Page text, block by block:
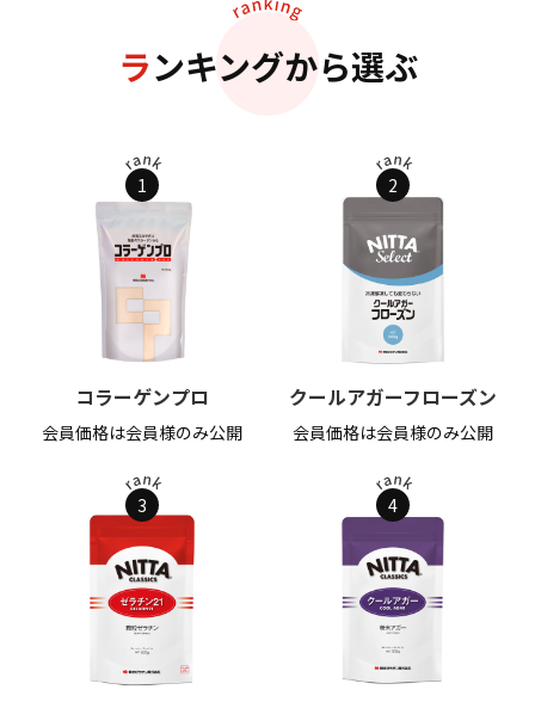
ランキングから選ぶ
1
コラーゲンプロ
会員価格は会員様のみ公開
2
クールアガーフローズン
会員価格は会員様のみ公開
3 4